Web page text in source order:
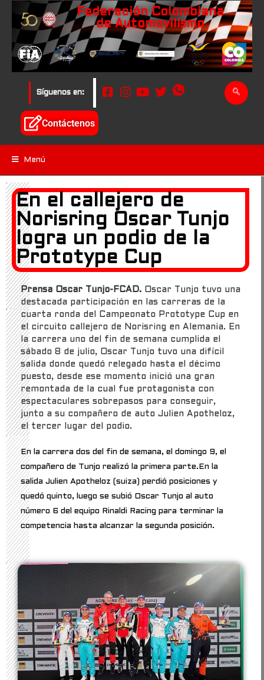
Federación Colombiana
de Automovilismo
Síguenos en:
Contáctenos
Menú
En el callejero de
Norisring Oscar Tunjo
logra un podio de la
Prototype Cup
Prensa Oscar Tunjo-FCAD. Oscar Tunjo tuvo una
destacada participación en las carreras de la
cuarta ronda del Campeonato Prototype Cup en
el circuito callejero de Norisring en Alemania. En
la carrera uno del fin de semana cumplida el
sábado 8 de julio, Oscar Tunjo tuvo una difícil
salida donde quedó relegado hasta el décimo
puesto, desde ese momento inició una gran
remontada de la cual fue protagonista con
espectaculares sobrepasos para conseguir,
junto a su compañero de auto Julien Apotheloz,
el tercer lugar del podio.
En la carrera dos del fin de semana, el domingo 9, el
compañero de Tunjo realizó la primera parte.En la
salida Julien Apotheloz (suiza) perdió posiciones y
quedó quinto, luego se subió Oscar Tunjo al auto
número 6 del equipo Rinaldi Racing para terminar la
competencia hasta alcanzar la segunda posición.